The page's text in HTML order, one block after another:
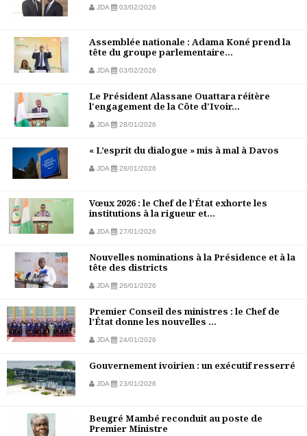
JDA 03/02/2026
Assemblée nationale : Adama Koné prend la
tête du groupe parlementaire...
JDA 03/02/2026
Le Président Alassane Ouattara réitère
l'engagement de la Côte d'Ivoir...
JDA 28/01/2026
« L’esprit du dialogue » mis à mal à Davos
JDA 28/01/2026
Vœux 2026 : le Chef de l’État exhorte les
institutions à la rigueur et...
JDA 27/01/2026
Nouvelles nominations à la Présidence et à la
tête des districts
JDA 26/01/2026
Premier Conseil des ministres : le Chef de
l’État donne les nouvelles ...
JDA 24/01/2026
Gouvernement ivoirien : un exécutif resserré
JDA 23/01/2026
Beugré Mambé reconduit au poste de
Premier Ministre